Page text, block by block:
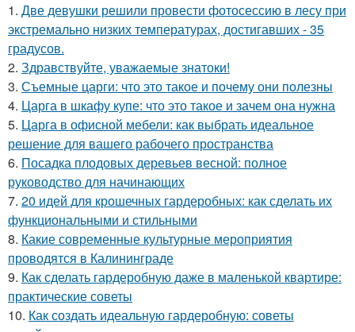
1. Две девушки решили провести фотосессию в лесу при
экстремально низких температурах, достигавших - 35
градусов.
2. Здравствуйте, уважаемые знатоки!
3. Съемные царги: что это такое и почему они полезны
4. Царга в шкафу купе: что это такое и зачем она нужна
5. Царга в офисной мебели: как выбрать идеальное
решение для вашего рабочего пространства
6. Посадка плодовых деревьев весной: полное
руководство для начинающих
7. 20 идей для крошечных гардеробных: как сделать их
функциональными и стильными
8. Какие современные культурные мероприятия
проводятся в Калининграде
9. Как сделать гардеробную даже в маленькой квартире:
практические советы
10. Как создать идеальную гардеробную: советы